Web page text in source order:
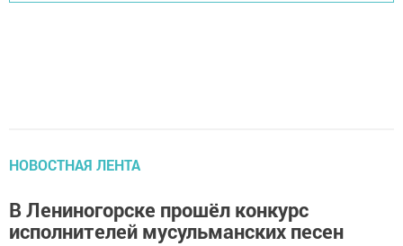
НОВОСТНАЯ ЛЕНТА
В Лениногорске прошёл конкурс
исполнителей мусульманских песен